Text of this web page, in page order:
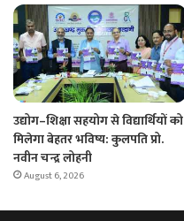
उद्योग–शिक्षा सहयोग से विद्यार्थियों को
मिलेगा बेहतर भविष्य: कुलपति प्रो.
नवीन चन्द्र लोहनी
August 6, 2026